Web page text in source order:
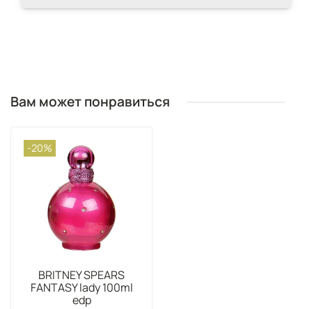
Вам может понравиться
-20%
BRITNEY SPEARS
FANTASY lady 100ml
edp